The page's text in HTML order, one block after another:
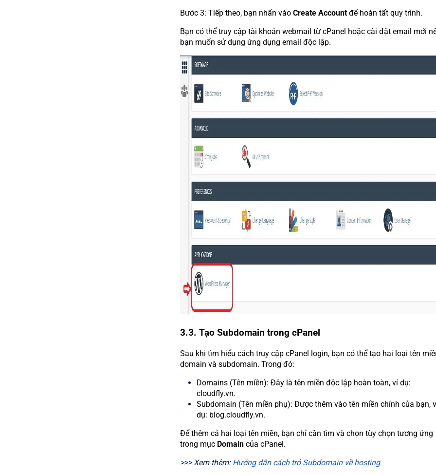
Bước 3: Tiếp theo, bạn nhấn vào Create Accountđể hoàn tất quy trình.
Bạn có thể truy cập tài khoản webmail từ cPanel hoặc cài đặt email mới
bạn muốn sử dụng ứng dụng email độc lập.
3.3. Tạo Subdomain trong cPanel
Sau khi tìm hiểu cách truy cập cPanel login, bạn có thể tạo hai loại tên
domain và subdomain. Trong đó:
Domains (Tên miền): Đây là tên miền độc lập hoàn toàn, ví dụ:
cloudfly.vn.
Subdomain (Tên miền phụ): Được thêm vào tên miền chính của bạn,
dụ: blog.cloudfly.vn.
Để thêm cả hai loại tên miền, bạn chỉ cần tìm và chọn tùy chọn tương ứng
trong mục Domain của cPanel.
>>> Xem thêm: Hướng dẫn cách trỏ Subdomain về hosting